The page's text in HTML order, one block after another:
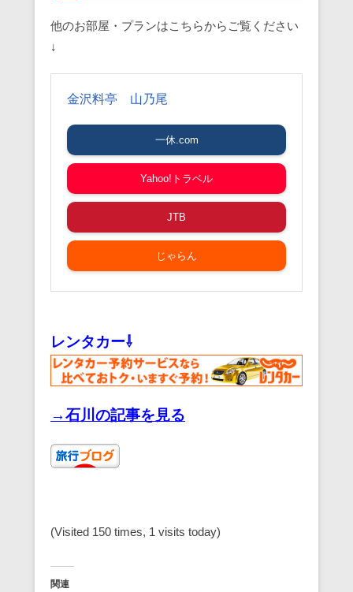
他のお部屋・プランはこちらからご覧ください
↓
金沢料亭 山乃尾
一休.com
Yahoo!トラベル
JTB
じゃらん
レンタカー⇩
→石川の記事を見る
(Visited 150 times, 1 visits today)
関連